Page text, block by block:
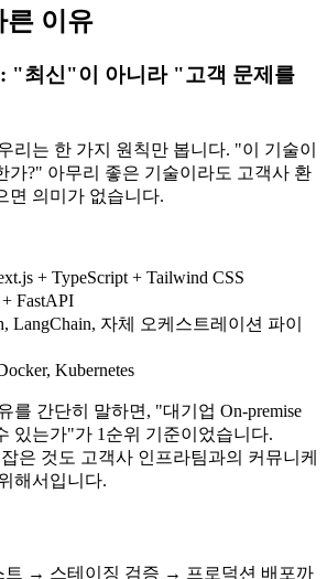
른 이유
"최신"이 아니라 "고객 문제를
리는 한 가지 원칙만 봅니다. "이 기술이
가?" 아무리 좋은 기술이라도 고객사 환
면 의미가 없습니다.
+ TypeScript + Tailwind CSS
FastAPI
LangChain, 자체 오케스트레이션 파이
Kubernetes
를 간단히 말하면, "대기업 On-premise
있는가"가 1순위 기준이었습니다.
은 것도 고객사 인프라팀과의 커뮤니케
해서입니다.
트 → 스테이징 검증 → 프로덕션 배포까